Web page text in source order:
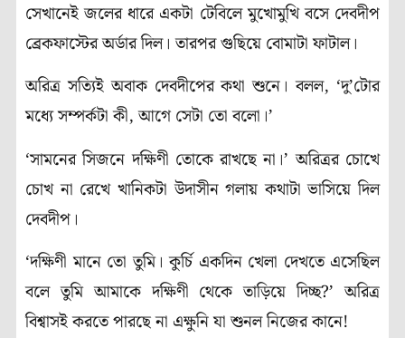
সেখানেই জলের ধারে একটা টেবিলে মুখোমুখি বসে দেবদীপ
ব্রেকফাস্টের অর্ডার দিল।তারপর গুছিয়ে বোমাটা ফাটাল।
অরিত্র সত্যিই অবাক দেবদীপের কথা শুনে। বলল, ‘দু’টোর
মধ্যে সম্পর্কটা কী, আগে সেটা তো বলো ।’
‘সামনের সিজনে দক্ষিণী তোকে রাখছে না।’ অরিত্রর চোখে
চোখ না রেখে খানিকটা উদাসীন গলায় কথাটা ভাসিয়ে দিল
দেবদীপ।
‘দক্ষিণী মানে তো তুমি। কুর্চি একদিন খেলা দেখতে এসেছিল
বলে তুমি আমাকে দক্ষিণী থেকে তাড়িয়ে দিচ্ছ?’ অরিত্র
বিশ্বাসই করতে পারছে না এক্ষুনি যা শুনল নিজের কানে!